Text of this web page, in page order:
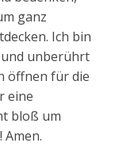
ganz
Ich bin
und unberührt
öffnen für die
eine
bloß um